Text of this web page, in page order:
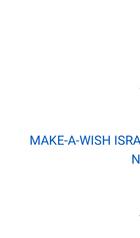
MAKE-A-WISH